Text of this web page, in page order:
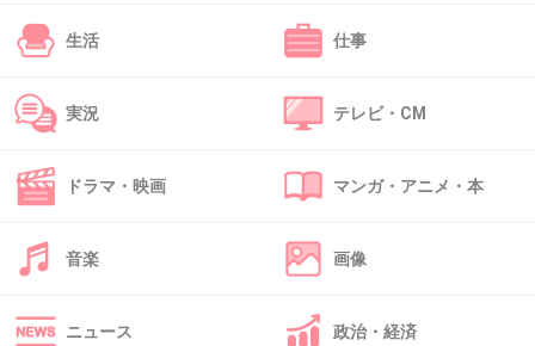
私逆で、子供の頃キノコ好きで、大人になった
らたけのこが好きになった。
+15
45. 匿名
食べたことない人が5.9％もいるんだ！
生活 仕事
実況 テレビ・CM
ドラマ・映画 マンガ・アニメ・本
音楽 画像
ニュース 政治・経済